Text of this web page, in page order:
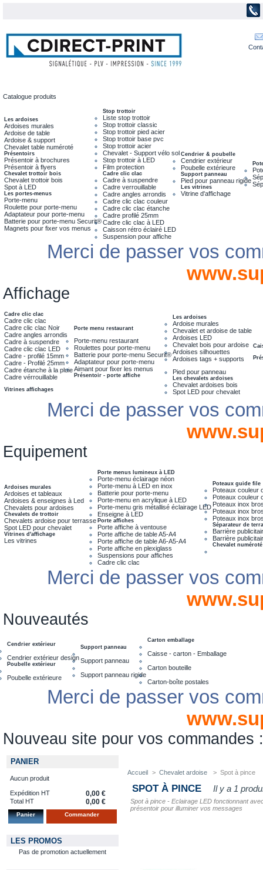
Catalogue produits
Les ardoises
Ardoises murales
Ardoise de table
Ardoise & support
Chevalet table numéroté
Présentoirs
Présentoir à brochures
Présentoir à flyers
Chevalet trottoir bois
Chevalet trottoir bois
Spot à LED
Les portes-menus
Porte-menu
Roulette pour porte-menu
Adaptateur pour porte-menu
Batterie pour porte-menu Securit®
Magnets pour fixer vos menus
Stop trottoir
Liste stop trottoir
Stop trottoir classic
Stop trottoir pied acier
Stop trottoir base pvc
Stop trottoir acier
Chevalet - Support vélo sol
Stop trottoir à LED
Film protection
Cadre clic clac
Cadre à suspendre
Cadre verrouillable
Cadre angles arrondis
Cadre clic clac couleur
Cadre clic clac étanche
Cadre profilé 25mm
Cadre clic clac à LED
Caisson rétro éclairé LED
Suspension pour affiche
Cendrier & poubelle
Cendrier extérieur
Poubelle extérieure
Support panneau
Pied pour panneau rigide
Les vitrines
Vitrine d'affichage
Merci de passer vos
Affichage
Cadre clic clac
Cadre clic clac
Cadre clic clac Noir
Cadre angles arrondis
Cadre à suspendre
Cadre clic clac LED
Cadre - profilé 15mm
Cadre - Profilé 25mm
Cadre étanche à la pluie
Cadre vérrouillable
Vitrines affichages
Porte menu restaurant
Porte-menu restaurant
Roulettes pour porte-menu
Batterie pour porte-menu Securit®
Adaptateur pour porte-menu
Aimant pour fixer les menus
Présentoir - porte affiche
Les ardoises
Ardoise murales
Chevalet et ardoise de table
Ardoises LED
Chevalet bois pour ardoise
Ardoises silhouettes
Ardoises tags + supports
Pied pour panneau
Les chevalets ardoises
Chevalet ardoises bois
Spot LED pour chevalet
Merci de passer vos
Equipement
Ardoises murales
Ardoises et tableaux
Ardoises & enseignes à Led
Chevalets pour ardoises
Chevalets de trottoir
Chevalets ardoise pour terrasse
Spot LED pour chevalet
Vitrines d'affichage
Les vitrines
Porte menus lumineux à LED
Porte-menu éclairage néon
Porte-menu à LED en inox
Batterie pour porte-menu
Porte-menu en acrylique à LED
Porte-menu gris métallisé éclairage LED
Enseigne à LED
Porte affiches
Porte affiche à ventouse
Porte affiche de table A5-A4
Porte affiche de table A6-A5-A4
Porte affiche en plexiglass
Suspensions pour affiches
Cadre clic clac
Poteaux guide file
Poteaux couleur
Poteaux couleur
Poteaux inox
Poteaux inox
Poteaux inox
Séparateur de
Barrière
Barrière
Chevalet numéroté
Merci de passer vos
Nouveautés
Cendrier extérieur
Cendrier extérieur design
Poubelle extérieur
Poubelle extérieure
Support panneau
Support panneau
Support panneau rigide
Carton emballage
Caisse - carton - Emballage
Carton bouteille
Carton-boîte postales
Merci de passer vos
Nouveau site pour vos commandes
PANIER
Aucun produit
Expédition HT 0,00 €
Total HT 0,00 €
Panier Commander
LES PROMOS
Pas de promotion actuellement
Accueil > Chevalet ardoise > Spot à pince
SPOT À PINCE Il y a 1
Spot à pince - Eclairage LED fonctionnant
présentoir pour illuminer vos messages